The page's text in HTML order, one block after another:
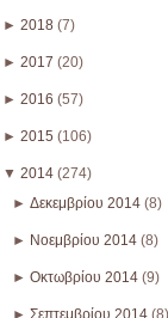
► 2018 (7)
► 2017 (20)
► 2016 (57)
► 2015 (106)
▼ 2014 (274)
► Δεκεμβρίου 2014 (8)
► Νοεμβρίου 2014 (8)
► Οκτωβρίου 2014 (9)
► Σεπτεμβρίου 2014 (8)